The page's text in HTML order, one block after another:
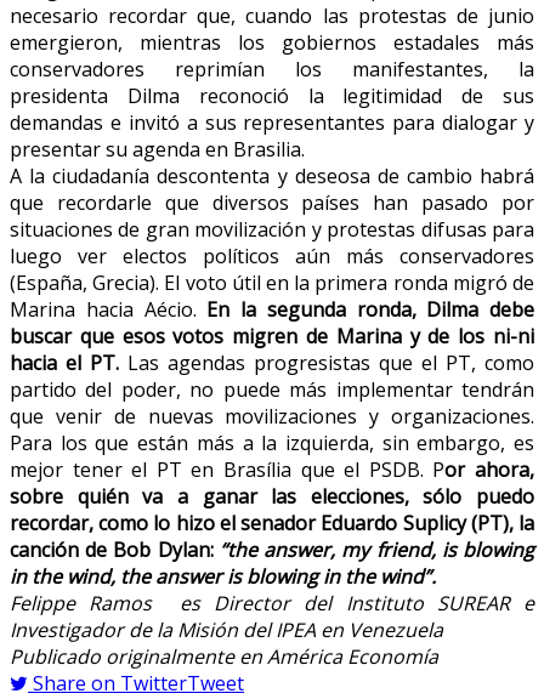
necesario recordar que, cuando las protestas de junio
emergieron, mientras los gobiernos estadales más
conservadores reprimían los manifestantes, la
presidenta Dilma reconoció la legitimidad de sus
demandas e invitó a sus representantes para dialogar y
presentar su agenda en Brasilia.
A la ciudadanía descontenta y deseosa de cambio habrá
que recordarle que diversos países han pasado por
situaciones de gran movilización y protestas difusas para
luego ver electos políticos aún más conservadores
(España, Grecia). El voto útil en la primera ronda migró de
Marina hacia Aécio. En la segunda ronda, Dilma debe
buscar que esos votos migren de Marina y de los ni-ni
hacia el PT. Las agendas progresistas que el PT, como
partido del poder, no puede más implementar tendrán
que venir de nuevas movilizaciones y organizaciones.
Para los que están más a la izquierda, sin embargo, es
mejor tener el PT en Brasília que el PSDB. Por ahora,
sobre quién va a ganar las elecciones, sólo puedo
recordar, como lo hizo el senador Eduardo Suplicy (PT), la
canción de Bob Dylan: “the answer, my friend, is blowing
in the wind, the answer is blowing in the wind”.
Felippe Ramos es Director del Instituto SUREAR e
Investigador de la Misión del IPEA en Venezuela
Publicado originalmente en América Economía
Share on TwitterTweet